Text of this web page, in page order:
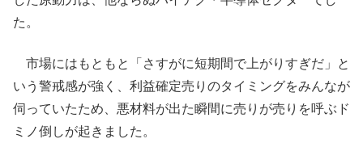
た。
市場にはもともと「さすがに短期間で上がりすぎだ」と
いう警戒感が強く、利益確定売りのタイミングをみんなが
伺っていたため、悪材料が出た瞬間に売りが売りを呼ぶド
ミノ倒しが起きました。